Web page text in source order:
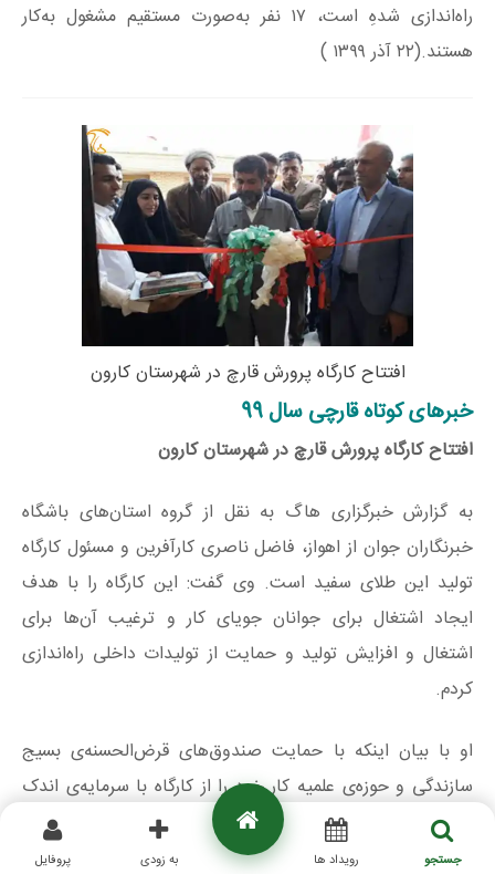
راه‌اندازی شدهِ است، ۱۷ نفر به‌صورت مستقیم مشغول به‌کار
هستند.(۲۲ آذر ۱۳۹۹ )
افتتاح کارگاه پرورش قارچ در شهرستان کارون
خبرهای کوتاه قارچی سال 99
افتتاح کارگاه پرورش قارچ در شهرستان کارون
به گزارش خبرگزاری هاگ به نقل از گروه استان‌های باشگاه
خبرنگاران جوان از اهواز، فاضل ناصری کارآفرین و مسئول کارگاه
تولید این طلای سفید است. وی گفت: این کارگاه را با هدف
ایجاد اشتغال برای جوانان جویای کار و ترغیب آن‌ها برای
اشتغال و افزایش تولید و حمایت از تولیدات داخلی راه‌اندازی
کردم.
او با بیان اینکه با حمایت صندوق‌های قرض‌الحسنه‌ی بسیج
سازندگی و حوزه‌ی علمیه کار خود را از کارگاه با سرمایه‌ی اندک
یک میلیون تومان در خانه‌ی خود آغاز کرده‌ام، اضافه کرد: در حال
حاضر با توسعه‌ی این کار یک کارگاه ۶ تنی با ظرفیت ۲۵ الی ۳۰
جستجو رویداد ها به زودی پروفایل